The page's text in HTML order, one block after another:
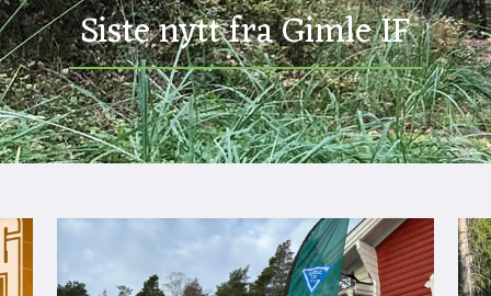
Siste nytt fra Gimle IF